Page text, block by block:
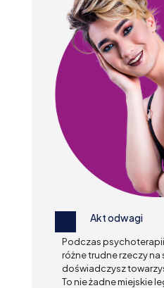
Akt odwagi
Podczas
różne trudne rzeczy na
doświadczysz
To nie żadne miejskie